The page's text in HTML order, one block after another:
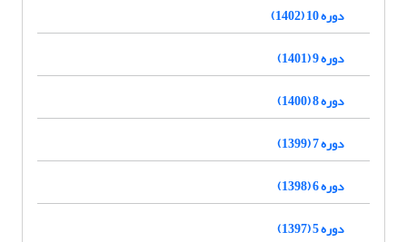
دوره 10 (1402)
دوره 9 (1401)
دوره 8 (1400)
دوره 7 (1399)
دوره 6 (1398)
دوره 5 (1397)